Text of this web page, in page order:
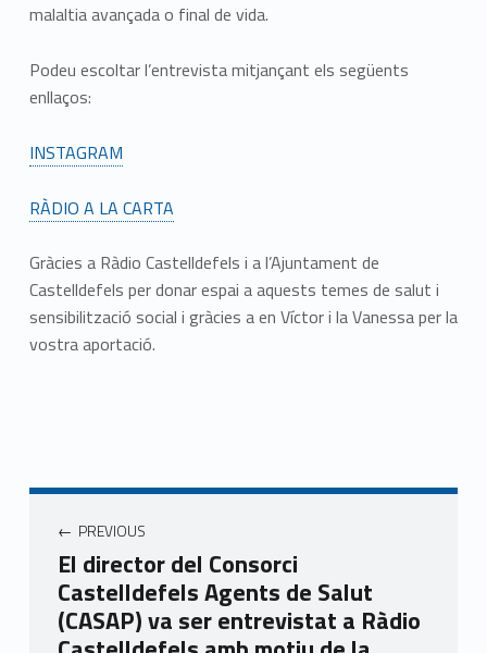
malaltia avançada o final de vida.
Podeu escoltar l’entrevista mitjançant els següents
enllaços:
INSTAGRAM
RÀDIO A LA CARTA
Gràcies a Ràdio Castelldefels i a l’Ajuntament de
Castelldefels per donar espai a aquests temes de salut i
sensibilització social i gràcies a en Víctor i la Vanessa per la
vostra aportació.
Navegació d'entrades
PREVIOUS
El director del Consorci
Castelldefels Agents de Salut
(CASAP) va ser entrevistat a Ràdio